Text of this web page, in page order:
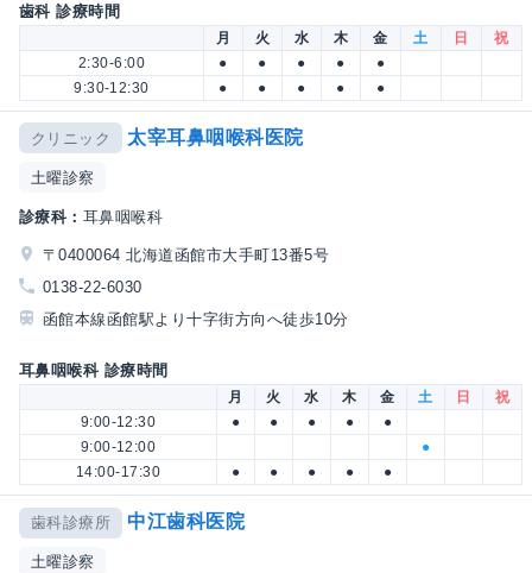
歯科 診療時間
月 火 水 木 金 土 日
祝
2:30-6:00
● ● ● ●
●
9:30-12:30
● ● ● ● ●
クリニック 太宰耳鼻咽喉科医院
土曜診察
診療科： 耳鼻咽喉科
〒0400064 北海道函館市大手町13番5号
0138-22-6030
函館本線函館駅より十字街方向へ徒歩10分
耳鼻咽喉科 診療時間
月 火 水 木 金 土 日
祝
9:00-12:30
● ● ● ●
●
9:00-12:00
●
14:00-17:30
● ● ● ● ●
歯科診療所 中江歯科医院
土曜診察